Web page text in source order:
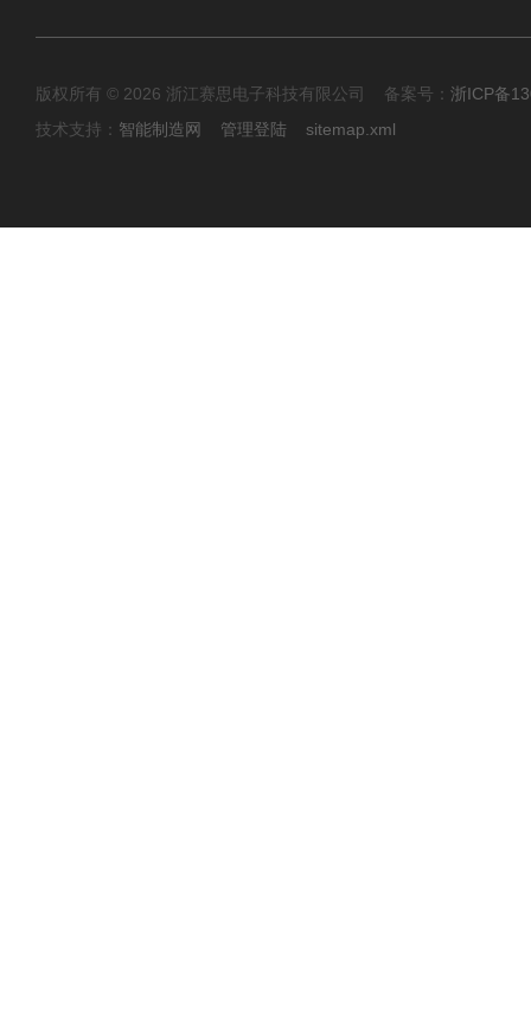
版权所有 © 2026 浙江赛思电子科技有限公司 备案号： 浙ICP备
技术支持： 智能制造网 管理登陆 sitemap.xml